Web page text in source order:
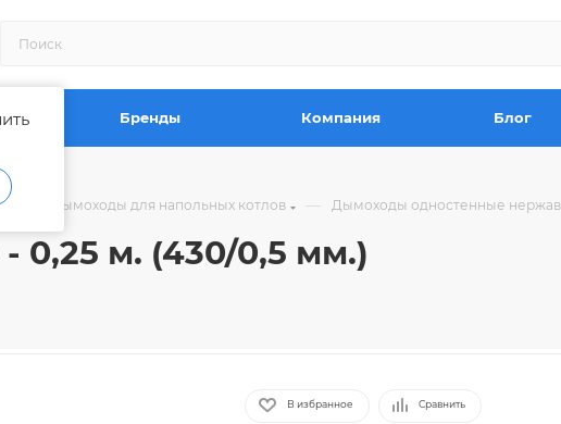
Бренды Компания Блог
Дымоходы для напольных котлов — Дымоходы одностенные
м. (430/0,5 мм.)
В избранное Сравнить